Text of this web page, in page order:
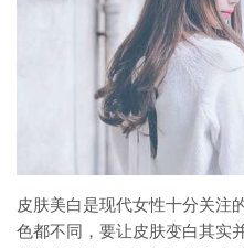
皮肤美白是现代女性十分关注
色都不同，要让皮肤变白其实